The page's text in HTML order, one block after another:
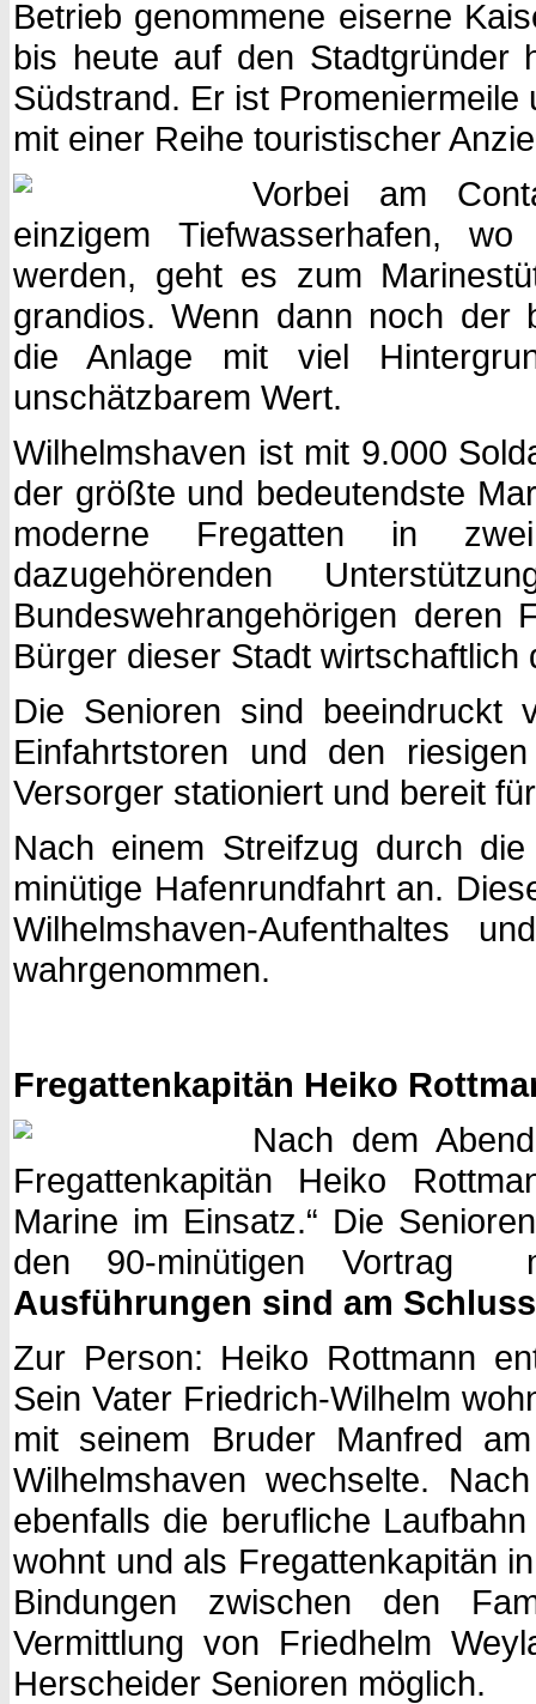
Betrieb genommene eiserne
bis heute auf den Stadtgründer
Südstrand. Er ist Promeniermeile
mit einer Reihe touristischer
Vorbei am
einzigem Tiefwasserhafen,
werden, geht es zum
grandios. Wenn dann noch der
die Anlage mit viel
unschätzbarem Wert.
Wilhelmshaven ist mit 9.000
der größte und bedeutendste
moderne Fregatten in
dazugehörenden
Bundeswehrangehörigen deren
Bürger dieser Stadt
Die Senioren sind beeindruckt
Einfahrtstoren und den
Versorger stationiert und bereit
Nach einem Streifzug durch
minütige Hafenrundfahrt an.
Wilhelmshaven-Aufenthaltes
wahrgenommen.
Fregattenkapitän Heiko
Nach dem
Fregattenkapitän Heiko
Marine im Einsatz.“ Die
den 90-minütigen Vortrag
Ausführungen sind am
Zur Person: Heiko Rottmann
Sein Vater Friedrich-Wilhelm
mit seinem Bruder Manfred
Wilhelmshaven wechselte.
ebenfalls die berufliche
wohnt und als Fregattenkapitän
Bindungen zwischen den
Vermittlung von Friedhelm
Herscheider Senioren möglich.